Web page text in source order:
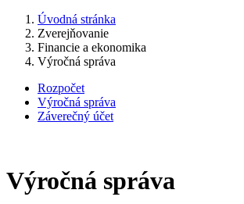
Úvodná stránka
Zverejňovanie
Financie a ekonomika
Výročná správa
Rozpočet
Výročná správa
Záverečný účet
Výročná správa